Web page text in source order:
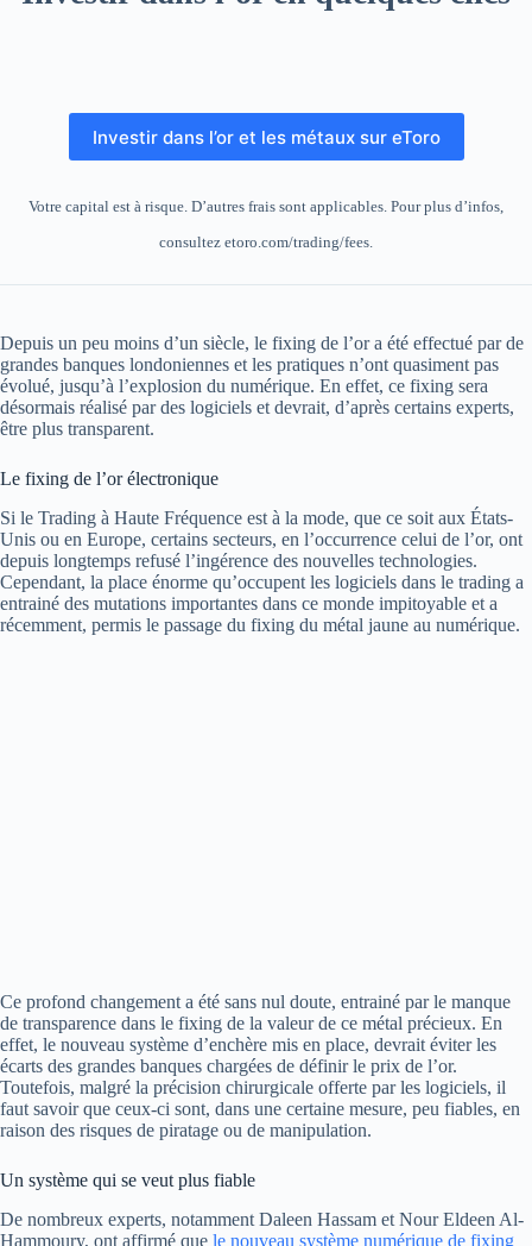
Investir dans l’or et les métaux sur eToro
Votre capital est à risque. D’autres frais sont applicables. Pour plus d’infos,
consultez etoro.com/trading/fees.
Depuis un peu moins d’un siècle, le fixing de l’or a été effectué par de
grandes banques londoniennes et les pratiques n’ont quasiment pas
évolué, jusqu’à l’explosion du numérique. En effet, ce fixing sera
désormais réalisé par des logiciels et devrait, d’après certains experts,
être plus transparent.
Le fixing de l’or électronique
Si le Trading à Haute Fréquence est à la mode, que ce soit aux États-
Unis ou en Europe, certains secteurs, en l’occurrence celui de l’or, ont
depuis longtemps refusé l’ingérence des nouvelles technologies.
Cependant, la place énorme qu’occupent les logiciels dans le trading a
entrainé des mutations importantes dans ce monde impitoyable et a
récemment, permis le passage du fixing du métal jaune au numérique.
Ce profond changement a été sans nul doute, entrainé par le manque
de transparence dans le fixing de la valeur de ce métal précieux. En
effet, le nouveau système d’enchère mis en place, devrait éviter les
écarts des grandes banques chargées de définir le prix de l’or.
Toutefois, malgré la précision chirurgicale offerte par les logiciels, il
faut savoir que ceux-ci sont, dans une certaine mesure, peu fiables, en
raison des risques de piratage ou de manipulation.
Un système qui se veut plus fiable
De nombreux experts, notamment Daleen Hassam et Nour Eldeen Al-
Hammoury, ont affirmé que le nouveau système numérique de fixing